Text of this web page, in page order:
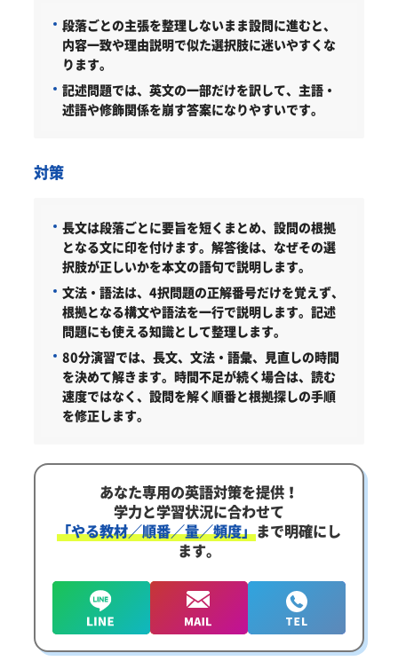
段落ごとの主張を整理しないまま設問に進むと、
内容一致や理由説明で似た選択肢に迷いやすくな
ります。
記述問題では、英文の一部だけを訳して、主語・
述語や修飾関係を崩す答案になりやすいです。
対策
長文は段落ごとに要旨を短くまとめ、設問の根拠
となる文に印を付けます。解答後は、なぜその選
択肢が正しいかを本文の語句で説明します。
文法・語法は、4択問題の正解番号だけを覚えず、
根拠となる構文や語法を一行で説明します。記述
問題にも使える知識として整理します。
80分演習では、長文、文法・語彙、見直しの時間
を決めて解きます。時間不足が続く場合は、読む
速度ではなく、設問を解く順番と根拠探しの手順
を修正します。
あなた専用の英語対策を提供！
学力と学習状況に合わせて
「やる教材／順番／量／頻度」まで明確にし
ます。